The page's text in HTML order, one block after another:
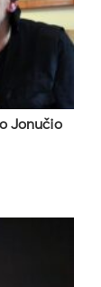
Jo­nu­čio